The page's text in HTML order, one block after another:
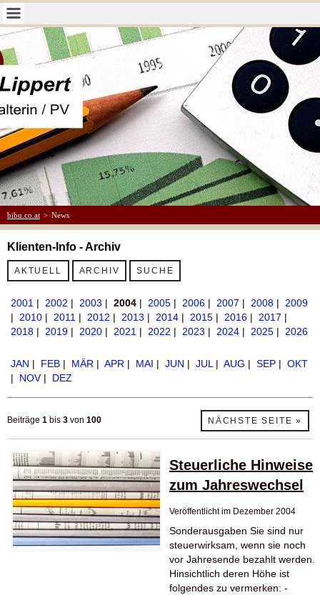
bibu.co.at > News
Klienten-Info - Archiv
AKTUELL ARCHIV SUCHE
2001 | 2002 | 2003 | 2004 | 2005 | 2006 | 2007 | 2008 | 2009
| 2010 | 2011 | 2012 | 2013 | 2014 | 2015 | 2016 | 2017 |
2018 | 2019 | 2020 | 2021 | 2022 | 2023 | 2024 | 2025 | 2026
JAN | FEB | MÄR | APR | MAI | JUN | JUL | AUG | SEP | OKT
| NOV| DEZ
Beiträge 1 bis 3 von 100 NÄCHSTE SEITE »
Steuerliche Hinweise
zum Jahreswechsel
Veröffentlicht im Dezember 2004
Sonderausgaben Sie sind nur
steuerwirksam, wenn sie noch
vor Jahresende bezahlt werden.
Hinsichtlich deren Höhe ist
folgendes zu vermerken: -